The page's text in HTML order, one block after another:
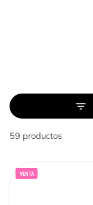
59 productos
VENTA